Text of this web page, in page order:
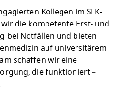
Kollegen im SLK-
die kompetente Erst- und
bei Notfällen und bieten
auf universitärem
schaffen wir eine
die funktioniert –